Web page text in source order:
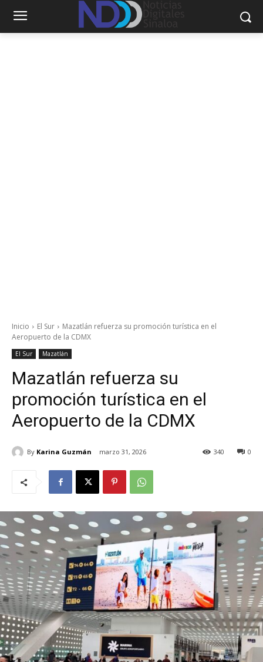
Inicio El Sur
Mazatlán refuerza su promoción turística en el
Aeropuerto de la CDMX
El Sur Mazatlán
Mazatlán refuerza su
promoción turística en el
Aeropuerto de la CDMX
By Karina Guzmán marzo 31, 2026 0
340